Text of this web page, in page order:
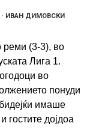
ИВАН ДИМОВСКИ
реми (3-3), во
Лига 1.
во
понуди
имаше
гостите дојдоа